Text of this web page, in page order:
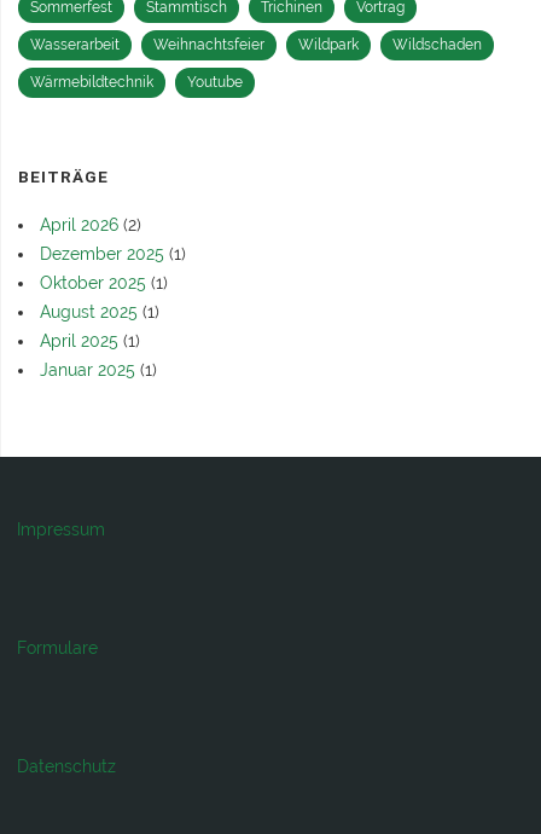
Sommerfest Stammtisch Trichinen Vortrag
Wasserarbeit Weihnachtsfeier Wildpark Wildschaden
Wärmebildtechnik Youtube
BEITRÄGE
April 2026 (2)
Dezember 2025 (1)
Oktober 2025 (1)
August 2025 (1)
April 2025 (1)
Januar 2025 (1)
Impressum
Formulare
Datenschutz